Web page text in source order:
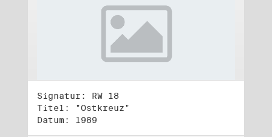
Signatur: RW 18
Titel: "Ostkreuz"
Datum: 1989